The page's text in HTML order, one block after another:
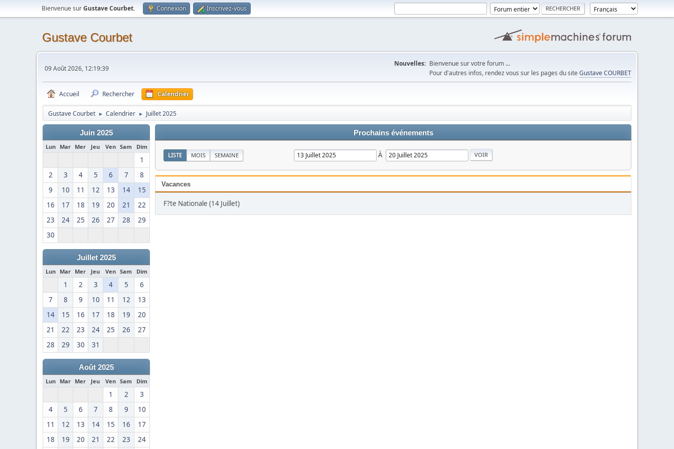
Bienvenue surGustave Courbet. Connexion Inscrivez-vous
Gustave Courbet
09 Août 2026, 12:19:39
Nouvelles: Bienvenue sur votre forum ...
Pour d'autres infos, rendez vous sur les pages du site Gustave COURBET
Accueil Rechercher Calendrier
Gustave Courbet ► Calendrier ► Juillet 2025
Juin 2025
Lun Mar Mer Jeu Ven Sam Dim
1
2
3 4 5 6 7
8
9
10 11 12 13 14
15
16
17 18 19 20 21
22
23
24 25 26 27 28
29
30
Juillet 2025
Lun Mar Mer Jeu Ven Sam Dim
1 2 3 4 5
6
7
8 9 10 11 12
13
14
15 16 17 18 19
20
21
22 23 24 25 26
27
28
29 30 31
Août 2025
Lun Mar Mer Jeu Ven Sam Dim
1 2
3
4
5 6 7 8 9
10
11
12 13 14 15 16
17
18
19 20 21 22 23 24
Prochains événements
LISTE MOIS SEMAINE À
Vacances
F?te Nationale (14 Juillet)